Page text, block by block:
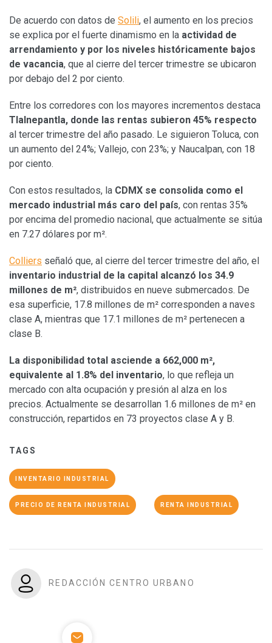
De acuerdo con datos de Solili, el aumento en los precios
se explica por el fuerte dinamismo en la actividad de
arrendamiento y por los niveles históricamente bajos
de vacancia, que al cierre del tercer trimestre se ubicaron
por debajo del 2 por ciento.
Entre los corredores con los mayores incrementos destaca
Tlalnepantla, donde las rentas subieron 45% respecto
al tercer trimestre del año pasado. Le siguieron Toluca, con
un aumento del 24%; Vallejo, con 23%; y Naucalpan, con 18
por ciento.
Con estos resultados, la CDMX se consolida como el
mercado industrial más caro del país, con rentas 35%
por encima del promedio nacional, que actualmente se sitúa
en 7.27 dólares por m².
Colliers señaló que, al cierre del tercer trimestre del año, el
inventario industrial de la capital alcanzó los 34.9
millones de m², distribuidos en nueve submercados. De
esa superficie, 17.8 millones de m² corresponden a naves
clase A, mientras que 17.1 millones de m² pertenecen a
clase B.
La disponibilidad total asciende a 662,000 m²,
equivalente al 1.8% del inventario, lo que refleja un
mercado con alta ocupación y presión al alza en los
precios. Actualmente se desarrollan 1.6 millones de m² en
construcción, repartidos en 73 proyectos clase A y B.
TAGS
INVENTARIO INDUSTRIAL
PRECIO DE RENTA INDUSTRIAL RENTA INDUSTRIAL
REDACCIÓN CENTRO URBANO